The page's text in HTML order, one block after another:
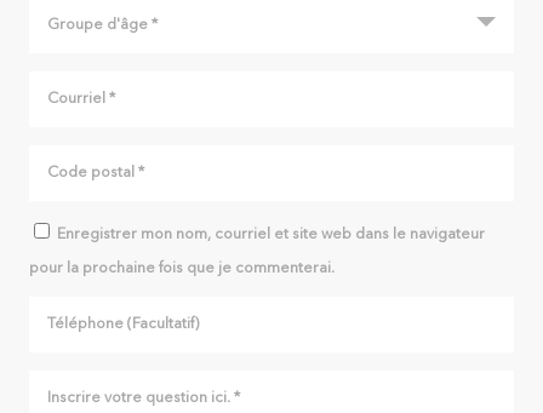
Enregistrer mon nom, courriel et site web dans le navigateur
pour la prochaine fois que je commenterai.